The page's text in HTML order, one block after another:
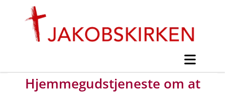
Hjemmegudstjeneste om at